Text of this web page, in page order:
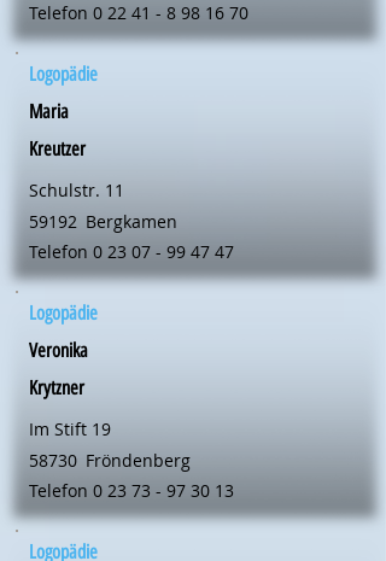
Telefon 0 22 41 - 8 98 16 70
Logopädie
Maria
Kreutzer
Schulstr. 11
59192 Bergkamen
Telefon 0 23 07 - 99 47 47
Logopädie
Veronika
Krytzner
Im Stift 19
58730 Fröndenberg
Telefon 0 23 73 - 97 30 13
Logopädie